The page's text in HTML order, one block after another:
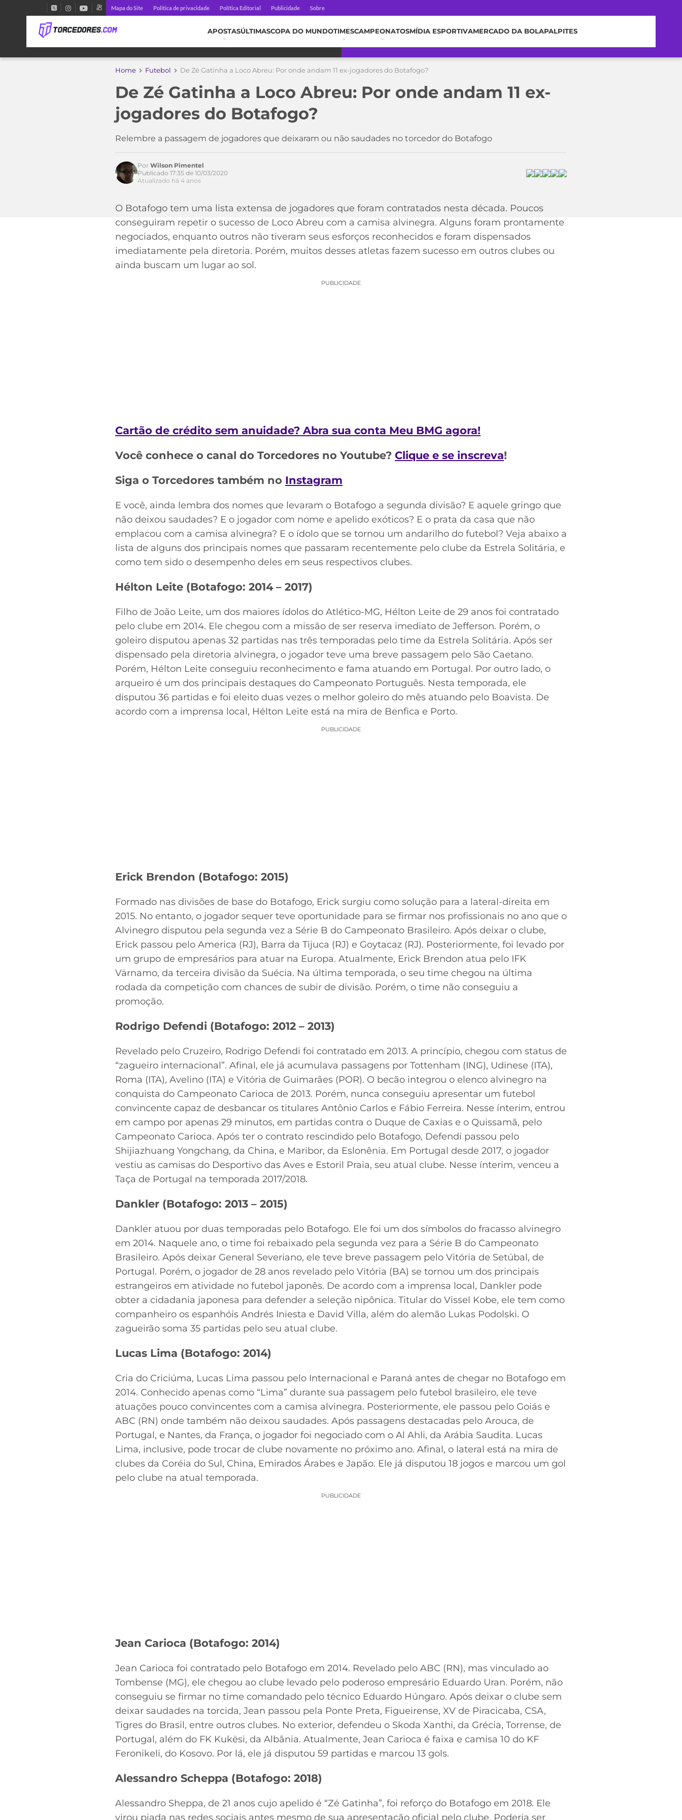
Mapa do Site Política de privacidade Política Editorial Publicidade Sobre
APOSTASÚLTIMASCOPA DO MUNDOTIMESCAMPEONATOSMÍDIA ESPORTIVAMERCADO DA BOLAPALPITES
Home Futebol De Zé Gatinha a Loco Abreu: Por onde andam 11 ex-jogadores do Botafogo?
De Zé Gatinha a Loco Abreu: Por onde andam 11 ex-
jogadores do Botafogo?
Relembre a passagem de jogadores que deixaram ou não saudades no torcedor do Botafogo
Acesse o perfil do autor
Por Wilson Pimentel
Publicado 17:35 de 10/03/2020
Atualizado há 4 anos
O Botafogo tem uma lista extensa de jogadores que foram contratados nesta década. Poucos
conseguiram repetir o sucesso de Loco Abreu com a camisa alvinegra. Alguns foram prontamente
negociados, enquanto outros não tiveram seus esforços reconhecidos e foram dispensados
imediatamente pela diretoria. Porém, muitos desses atletas fazem sucesso em outros clubes ou
ainda buscam um lugar ao sol.
PUBLICIDADE
Cartão de crédito sem anuidade? Abra sua conta Meu BMG agora!
Você conhece o canal do Torcedores no Youtube? Clique e se inscreva!
Siga o Torcedores também no Instagram
E você, ainda lembra dos nomes que levaram o Botafogo a segunda divisão? E aquele gringo que
não deixou saudades? E o jogador com nome e apelido exóticos? E o prata da casa que não
emplacou com a camisa alvinegra? E o ídolo que se tornou um andarilho do futebol? Veja abaixo a
lista de alguns dos principais nomes que passaram recentemente pelo clube da Estrela Solitária, e
como tem sido o desempenho deles em seus respectivos clubes.
Hélton Leite (Botafogo: 2014 – 2017)
Filho de João Leite, um dos maiores ídolos do Atlético-MG, Hélton Leite de 29 anos foi contratado
pelo clube em 2014. Ele chegou com a missão de ser reserva imediato de Jefferson. Porém, o
goleiro disputou apenas 32 partidas nas três temporadas pelo time da Estrela Solitária. Após ser
dispensado pela diretoria alvinegra, o jogador teve uma breve passagem pelo São Caetano.
Porém, Hélton Leite conseguiu reconhecimento e fama atuando em Portugal. Por outro lado, o
arqueiro é um dos principais destaques do Campeonato Português. Nesta temporada, ele
disputou 36 partidas e foi eleito duas vezes o melhor goleiro do mês atuando pelo Boavista. De
acordo com a imprensa local, Hélton Leite está na mira de Benfica e Porto.
PUBLICIDADE
Erick Brendon (Botafogo: 2015)
Formado nas divisões de base do Botafogo, Erick surgiu como solução para a lateral-direita em
2015. No entanto, o jogador sequer teve oportunidade para se firmar nos profissionais no ano que o
Alvinegro disputou pela segunda vez a Série B do Campeonato Brasileiro. Após deixar o clube,
Erick passou pelo America (RJ), Barra da Tijuca (RJ) e Goytacaz (RJ). Posteriormente, foi levado por
um grupo de empresários para atuar na Europa. Atualmente, Erick Brendon atua pelo IFK
Värnamo, da terceira divisão da Suécia. Na última temporada, o seu time chegou na última
rodada da competição com chances de subir de divisão. Porém, o time não conseguiu a
promoção.
Rodrigo Defendi (Botafogo: 2012 – 2013)
Revelado pelo Cruzeiro, Rodrigo Defendi foi contratado em 2013. A princípio, chegou com status de
“zagueiro internacional”. Afinal, ele já acumulava passagens por Tottenham (ING), Udinese (ITA),
Roma (ITA), Avelino (ITA) e Vitória de Guimarães (POR). O becão integrou o elenco alvinegro na
conquista do Campeonato Carioca de 2013. Porém, nunca conseguiu apresentar um futebol
convincente capaz de desbancar os titulares Antônio Carlos e Fábio Ferreira. Nesse ínterim, entrou
em campo por apenas 29 minutos, em partidas contra o Duque de Caxias e o Quissamã, pelo
Campeonato Carioca. Após ter o contrato rescindido pelo Botafogo, Defendi passou pelo
Shijiazhuang Yongchang, da China, e Maribor, da Eslonênia. Em Portugal desde 2017, o jogador
vestiu as camisas do Desportivo das Aves e Estoril Praia, seu atual clube. Nesse ínterim, venceu a
Taça de Portugal na temporada 2017/2018.
Dankler (Botafogo: 2013 – 2015)
Dankler atuou por duas temporadas pelo Botafogo. Ele foi um dos símbolos do fracasso alvinegro
em 2014. Naquele ano, o time foi rebaixado pela segunda vez para a Série B do Campeonato
Brasileiro. Após deixar General Severiano, ele teve breve passagem pelo Vitória de Setúbal, de
Portugal. Porém, o jogador de 28 anos revelado pelo Vitória (BA) se tornou um dos principais
estrangeiros em atividade no futebol japonês. De acordo com a imprensa local, Dankler pode
obter a cidadania japonesa para defender a seleção nipônica. Titular do Vissel Kobe, ele tem como
companheiro os espanhóis Andrés Iniesta e David Villa, além do alemão Lukas Podolski. O
zagueirão soma 35 partidas pelo seu atual clube.
Lucas Lima (Botafogo: 2014)
Cria do Criciúma, Lucas Lima passou pelo Internacional e Paraná antes de chegar no Botafogo em
2014. Conhecido apenas como “Lima” durante sua passagem pelo futebol brasileiro, ele teve
atuações pouco convincentes com a camisa alvinegra. Posteriormente, ele passou pelo Goiás e
ABC (RN) onde também não deixou saudades. Após passagens destacadas pelo Arouca, de
Portugal, e Nantes, da França, o jogador foi negociado com o Al Ahli, da Arábia Saudita. Lucas
Lima, inclusive, pode trocar de clube novamente no próximo ano. Afinal, o lateral está na mira de
clubes da Coréia do Sul, China, Emirados Árabes e Japão. Ele já disputou 18 jogos e marcou um gol
pelo clube na atual temporada.
PUBLICIDADE
Jean Carioca (Botafogo: 2014)
Jean Carioca foi contratado pelo Botafogo em 2014. Revelado pelo ABC (RN), mas vinculado ao
Tombense (MG), ele chegou ao clube levado pelo poderoso empresário Eduardo Uran. Porém, não
conseguiu se firmar no time comandado pelo técnico Eduardo Húngaro. Após deixar o clube sem
deixar saudades na torcida, Jean passou pela Ponte Preta, Figueirense, XV de Piracicaba, CSA,
Tigres do Brasil, entre outros clubes. No exterior, defendeu o Skoda Xanthi, da Grécia, Torrense, de
Portugal, além do FK Kukësi, da Albânia. Atualmente, Jean Carioca é faixa e camisa 10 do KF
Feronikeli, do Kosovo. Por lá, ele já disputou 59 partidas e marcou 13 gols.
Alessandro Scheppa (Botafogo: 2018)
Alessandro Sheppa, de 21 anos cujo apelido é “Zé Gatinha”, foi reforço do Botafogo em 2018. Ele
virou piada nas redes sociais antes mesmo de sua apresentação oficial pelo clube. Poderia ser